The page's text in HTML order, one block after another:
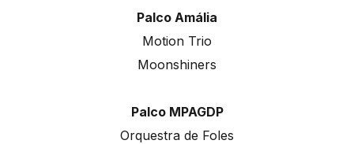
Palco Amália
Motion Trio
Moonshiners
Palco MPAGDP
Orquestra de Foles